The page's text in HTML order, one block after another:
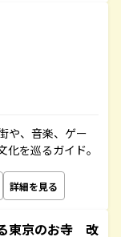
や、音楽、ゲー
を巡るガイド。
詳細を見る
東京のお寺 改